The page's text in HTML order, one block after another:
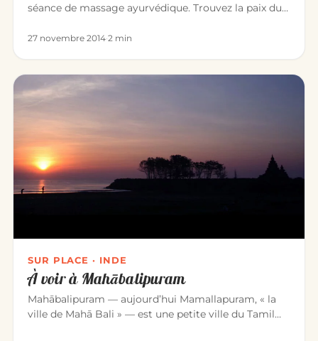
séance de massage ayurvédique. Trouvez la paix du
27 novembre 2014·2 min
SUR PLACE · INDE
À voir à Mahābalipuram
Mahābalipuram — aujourd’hui Mamallapuram, « la
ville de Mahā Bali » — est une petite ville du Tamil